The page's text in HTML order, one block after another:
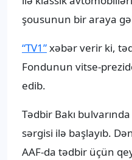
şousunun bir araya
“TV1”xəbər verir ki,
Fondunun vitse-
edib.
Tədbir Bakı
sərgisi ilə başlayıb.
AAF-da tədbir üçün